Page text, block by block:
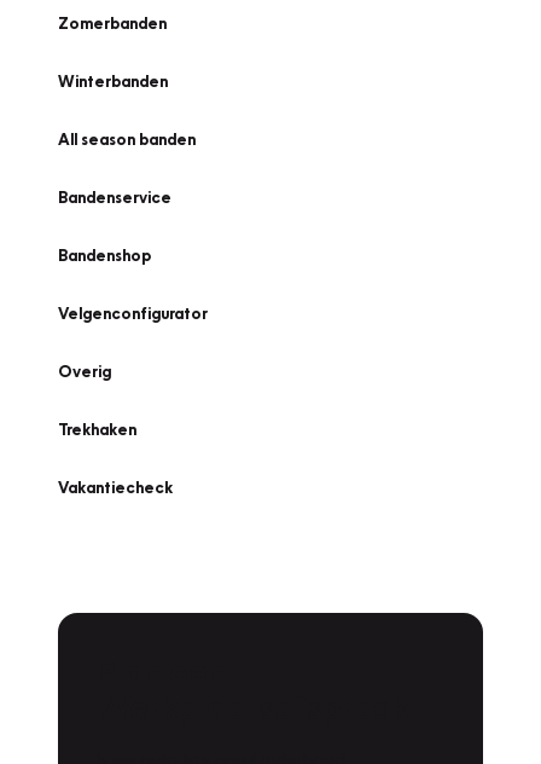
Zomerbanden
Winterbanden
All season banden
Bandenservice
Bandenshop
Velgenconfigurator
Overig
Trekhaken
Vakantiecheck